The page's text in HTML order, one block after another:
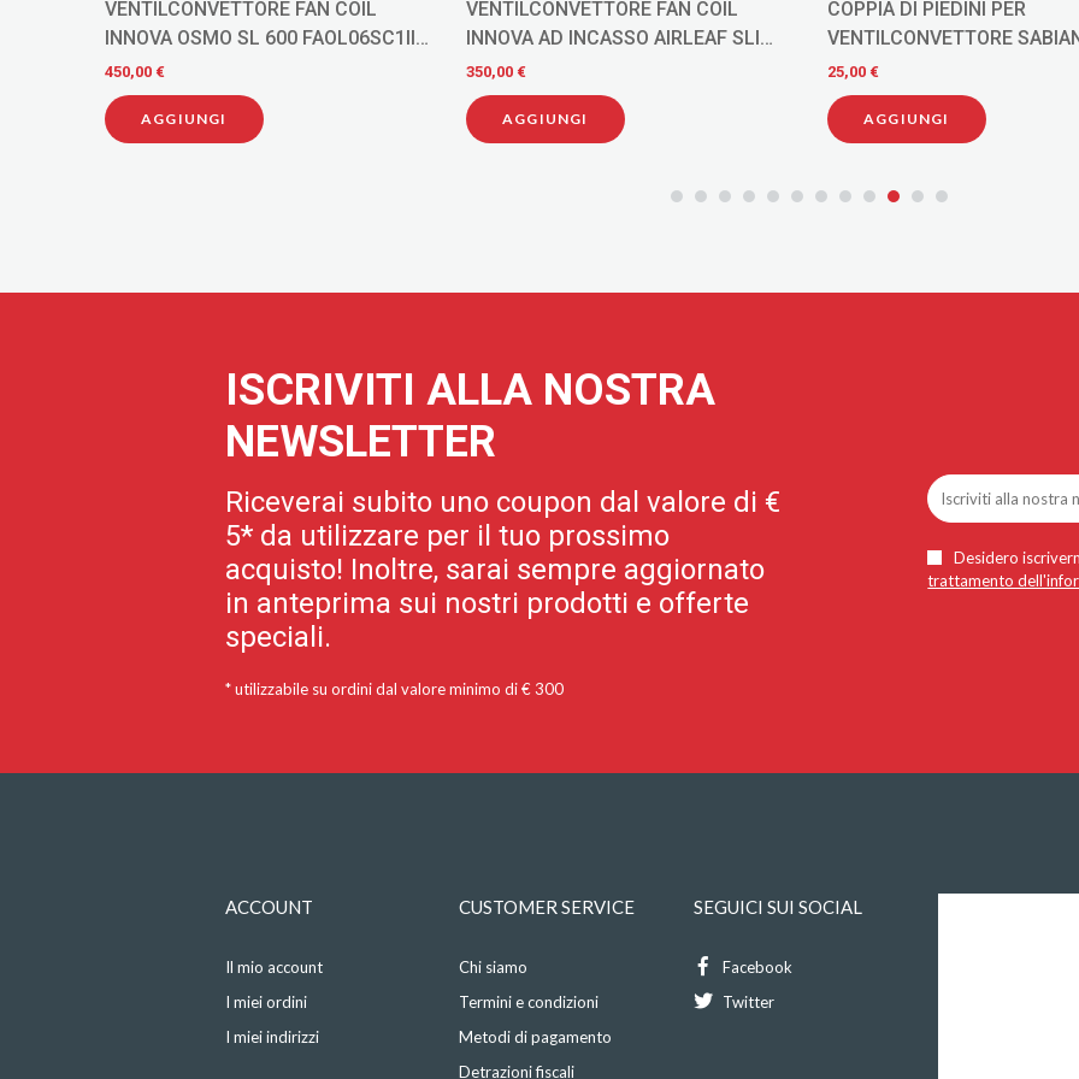
VENTILCONVETTORE FAN COIL
INNOVA OSMO SL 600 FAOL06SC1II
INVERTER
450,00 €
AGGIUNGI
VENTILCONVETTORE FAN COIL
INNOVA AD INCASSO AIRLEAF SLI
800
350,00 €
AGGIUNGI
COPPIA DI PIEDINI PER
VENTILCONVETTORE
9066351
25,00 €
AGGIUNGI
ISCRIVITI ALLA NOSTRA
NEWSLETTER
Riceverai subito uno coupon dal valore di €
5* da utilizzare per il tuo prossimo
acquisto! Inoltre, sarai sempre aggiornato
in anteprima sui nostri prodotti e offerte
speciali.
* utilizzabile su ordini dal valore minimo di € 300
Desidero
trattamento
ACCOUNT
Il mio account
I miei ordini
I miei indirizzi
CUSTOMER SERVICE
Chi siamo
Termini e condizioni
Metodi di pagamento
Detrazioni fiscali
SEGUICI SUI SOCIAL
Facebook
Twitter